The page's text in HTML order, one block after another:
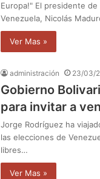
Europa!" El presidente de
Venezuela, Nicolás
Ver Mas »
administración 23/03/
Gobierno
para invitar a
Jorge Rodríguez ha
las elecciones de
libres…
Ver Mas »